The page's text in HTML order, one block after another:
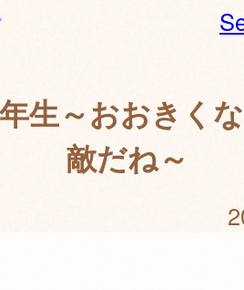
生～おおきく
敵だね～